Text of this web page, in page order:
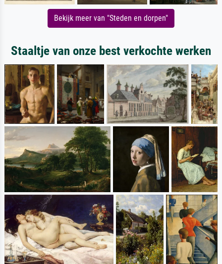
Bekijk meer van "Steden en dorpen"
Staaltje van onze best verkochte werken